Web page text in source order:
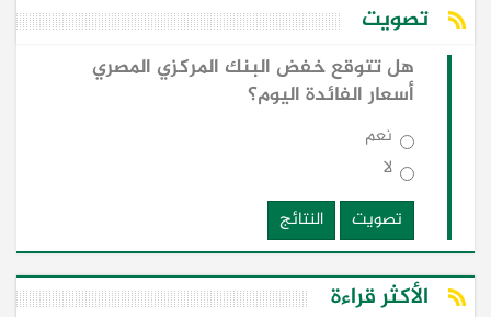
تصويت
هل تتوقع خفض البنك المركزي المصري
أسعار الفائدة اليوم؟
نعم
لا
تصويت
النتائج
الأكثر قراءة